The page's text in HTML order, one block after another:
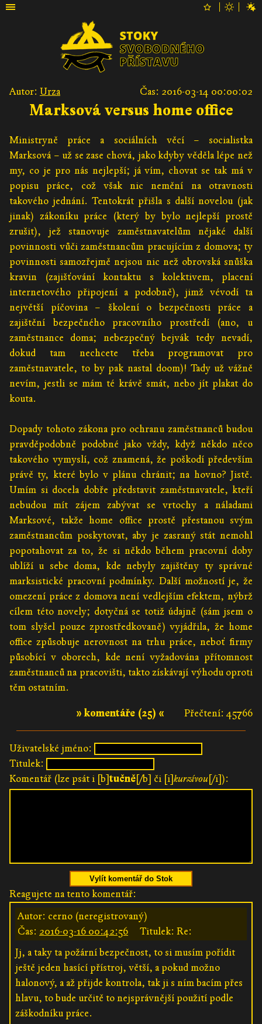
Autor: Urza Čas: 2016-03-14 00:00:02
Marksová versus home office
Ministryně práce a sociálních věcí – socialistka
Marksová – už se zase chová, jako kdyby věděla lépe než
my, co je pro nás nejlepší; já vím, chovat se tak má v
popisu práce, což však nic nemění na otravnosti
takového jednání. Tentokrát přišla s další novelou (jak
jinak) zákoníku práce (který by bylo nejlepší prostě
zrušit), jež stanovuje zaměstnavatelům nějaké další
povinnosti vůči zaměstnancům pracujícím z domova; ty
povinnosti samozřejmě nejsou nic než obrovská snůška
kravin (zajišťování kontaktu s kolektivem, placení
internetového připojení a podobně), jimž vévodí ta
největší píčovina – školení o bezpečnosti práce a
zajištění bezpečného pracovního prostředí (ano, u
zaměstnance doma; nebezpečný bejvák tedy nevadí,
dokud tam nechcete třeba programovat pro
zaměstnavatele, to by pak nastal doom)! Tady už vážně
nevím, jestli se mám té krávě smát, nebo jít plakat do
kouta.
Dopady tohoto zákona pro ochranu zaměstnanců budou
pravděpodobně podobné jako vždy, když někdo něco
takového vymyslí, což znamená, že poškodí především
právě ty, které bylo v plánu chránit; na hovno? Jistě.
Umím si docela dobře představit zaměstnavatele, kteří
nebudou mít zájem zabývat se vrtochy a náladami
Marksové, takže home office prostě přestanou svým
zaměstnancům poskytovat, aby je zasraný stát nemohl
popotahovat za to, že si někdo během pracovní doby
ublíží u sebe doma, kde nebyly zajištěny ty správné
marksistické pracovní podmínky. Další možností je, že
omezení práce z domova není vedlejším efektem, nýbrž
cílem této novely; dotyčná se totiž údajně (sám jsem o
tom slyšel pouze zprostředkovaně) vyjádřila, že home
office způsobuje nerovnost na trhu práce, neboť firmy
působící v oborech, kde není vyžadována přítomnost
zaměstnanců na pracovišti, takto získávají výhodu oproti
těm ostatním.
Přečtení: 45766
» komentáře (25) «
Uživatelské jméno:
Titulek:
Komentář (lze psát i [b]tučně[/b] či [i]kurzívou[/i]):
Vylít komentář do Stok
Reagujete na tento komentář:
Autor: cerno (neregistrovaný)
Čas: 2016-03-16 00:42:56
Titulek: Re:
Jj, a taky ta požární bezpečnost, to si musím pořídit
ještě jeden hasící přístroj, větší, a pokud možno
halonový, a až přijde kontrola, tak ji s ním bacím přes
hlavu, to bude určitě to nejsprávnější použití podle
záškodníku práce.